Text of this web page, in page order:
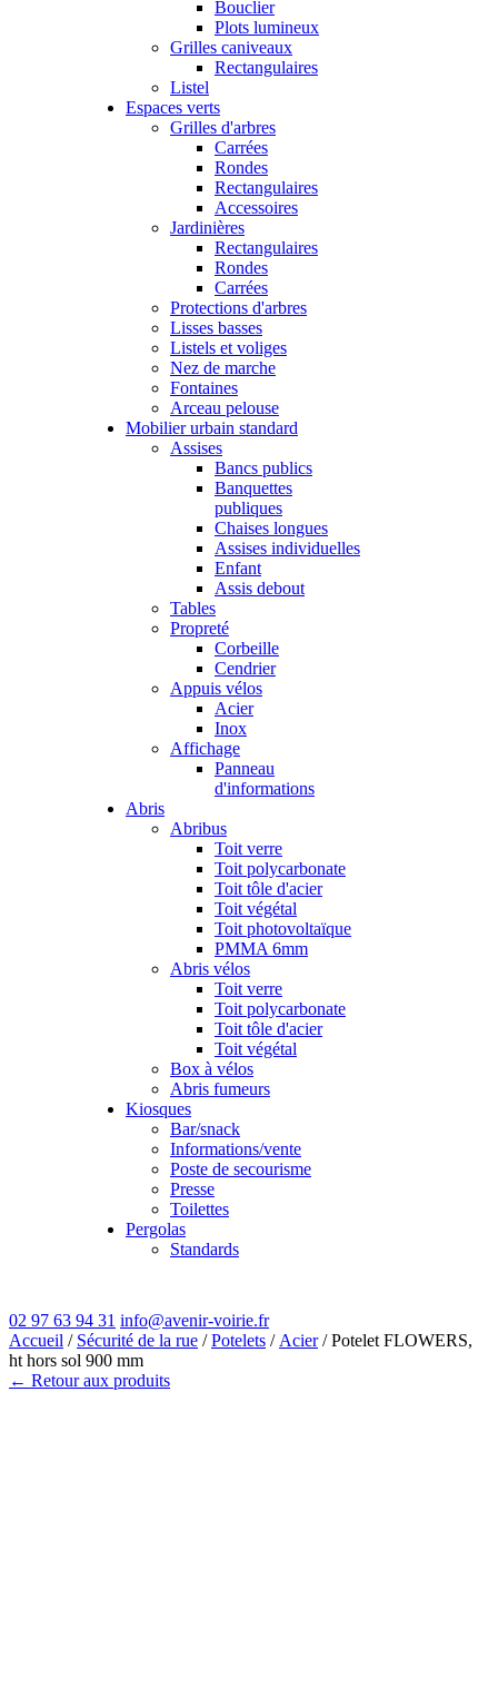
Bouclier
Plots lumineux
Grilles caniveaux
Rectangulaires
Listel
Espaces verts
Grilles d'arbres
Carrées
Rondes
Rectangulaires
Accessoires
Jardinières
Rectangulaires
Rondes
Carrées
Protections d'arbres
Lisses basses
Listels et voliges
Nez de marche
Fontaines
Arceau pelouse
Mobilier urbain standard
Assises
Bancs publics
Banquettes
publiques
Chaises longues
Assises individuelles
Enfant
Assis debout
Tables
Propreté
Corbeille
Cendrier
Appuis vélos
Acier
Inox
Affichage
Panneau
d'informations
Abris
Abribus
Toit verre
Toit polycarbonate
Toit tôle d'acier
Toit végétal
Toit photovoltaïque
PMMA 6mm
Abris vélos
Toit verre
Toit polycarbonate
Toit tôle d'acier
Toit végétal
Box à vélos
Abris fumeurs
Kiosques
Bar/snack
Informations/vente
Poste de secourisme
Presse
Toilettes
Pergolas
Standards
02 97 63 94 31 info@avenir-voirie.fr
Accueil / Sécurité de la rue /Potelets / Acier/ Potelet FLOWERS,
ht hors sol 900 mm
← Retour aux produits